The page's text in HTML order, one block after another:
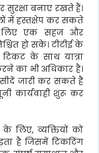
सुरक्षा बनाए रखते हैं।
में हस्तक्षेप कर सकते
लिए एक सहज और
हो सके। टीटीई के
के साथ यात्रा
का भी अधिकार है।
जारी कर सकते हैं
कार्यवाही शुरू कर
लिए, व्यक्तियों को
है जिसमें टिकटिंग